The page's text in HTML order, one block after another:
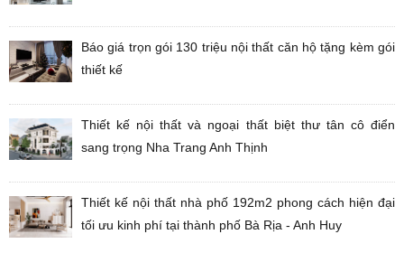
Báo giá trọn gói 130 triệu nội thất căn hộ tặng kèm gói
thiết kế
Thiết kế nội thất và ngoại thất biệt thư tân cô điển
sang trọng Nha Trang Anh Thịnh
Thiết kế nội thất nhà phố 192m2 phong cách hiện đại
tối ưu kinh phí tại thành phố Bà Rịa - Anh Huy